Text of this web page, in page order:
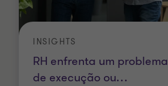
RH enfrenta um problema
de execução ou…
INSIGHTS